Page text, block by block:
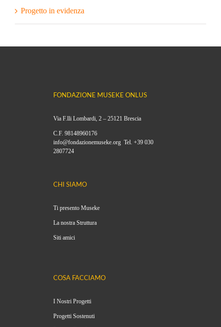
Progetto in evidenza
FONDAZIONE MUSEKE ONLUS
Via F.lli Lombardi, 2 – 25121 Brescia
C.F. 98148960176
info@fondazionemuseke.org Tel. +39 030
2807724
CHI SIAMO
Ti presento Museke
La nostra Struttura
Siti amici
COSA FACCIAMO
I Nostri Progetti
Progetti Sostenuti